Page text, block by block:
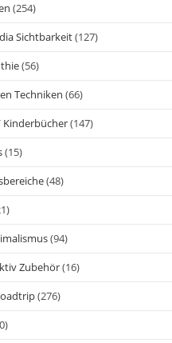
(254)
Sichtbarkeit(127)
(56)
Techniken (66)
Kinderbücher(147)
(15)
(48)
(94)
Zubehör(16)
(276)